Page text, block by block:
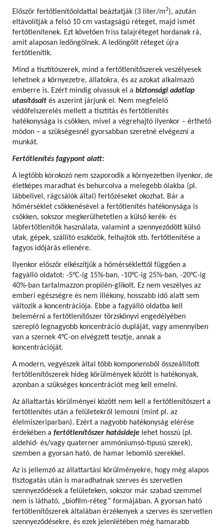
Először fertőtlenítőoldattal beáztatják (3 liter/m2), azután
eltávolítják a felső 10 cm vastagságú réteget, majd ismét
fertőtlenítenek. Ezt követően friss talajréteget hordanak rá,
amit alaposan ledöngölnek. A ledöngölt réteget újra
fertőtlenítik.
Mind a tisztítószerek, mind a fertőtlenítőszerek veszélyesek
lehetnek a környezetre, állatokra, és az azokat alkalmazó
emberre is. Ezért mindig olvassuk el a biztonsági adatlap
utasításait és aszerint járjunk el. Nem megfelelő
védőfelszerelés mellett a tisztítás és fertőtlenítés
hatékonysága is csökken, mivel a végrehajtó ilyenkor – érthető
módon – a szükségesnél gyorsabban szeretné elvégezni a
munkát.
Fertőtlenítés fagypont alatt:
A legtöbb kórokozó nem szaporodik a környezetben ilyenkor, de
életképes maradhat és behurcolva a melegebb ólakba (pl.
lábbelivel, rágcsálók által) fertőzéseket okozhat. Bár a
hőmérséklet csökkenésével a fertőtlenítés hatékonysága is
csökken, sokszor megkerülhetetlen a külső kerék- és
lábfertőtlenítők használata, valamint a szennyeződött külső
utak, gépek, szállító eszközök, felhajtók stb. fertőtlenítése a
fagyos időjárás ellenére.
Ilyenkor először elkészítjük a hőmérséklettől függően a
fagyálló oldatot: -5°C-ig 15%-ban, -10°C-ig 25%-ban, -20°C-ig
40%-ban tartalmazzon propilén-glikolt. Ez nem veszélyes az
emberi egészségre és nem illékony, hosszabb idő alatt sem
változik a koncentrációja. Ebbe a fagyálló oldatba kell
belemérni a fertőtlenítőszer törzskönyvi engedélyében
szereplő legnagyobb koncentráció dupláját, vagy amennyiben
van a szernek 4°C-on elvégzett tesztje, annak a
koncentrációját.
A modern, vegyészek által több komponensből összeállított
fertőtlenítőszerek hideg körülmények között is hatékonyak,
azonban a szükséges koncentrációt meg kell emelni.
Az állattartás körülményei között nem kell a fertőtlenítőszert a
fertőtlenítés után a felületekről lemosni (mint pl. az
élelmiszeriparban). Ezért a nagyobb hatékonyság elérése
érdekében a fertőtlenítőszer hatásideje lehet hosszú (pl.
aldehid- és/vagy quaterner ammóniumsó-típusú szerek),
szemben a gyorsan ható, de hamar lebomló szerekkel.
Az is jellemző az állattartási körülményekre, hogy még alapos
tisztogatás után is maradhatnak szerves és szervetlen
szennyeződések a felületeken, sokszor már szabad szemmel
nem is látható, „biofilm-réteg” formájában. A gyorsan ható
fertőtlenítőszerek általában érzékenyek a szerves és szervetlen
szennyeződésekre, és ezek jelenlétében még hamarabb